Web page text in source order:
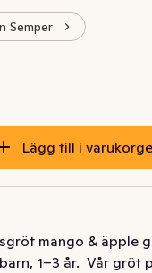
Semper
55,50 kr
/kg
Lägg till i
mango & äpple
1–3 år.  Vår gröt